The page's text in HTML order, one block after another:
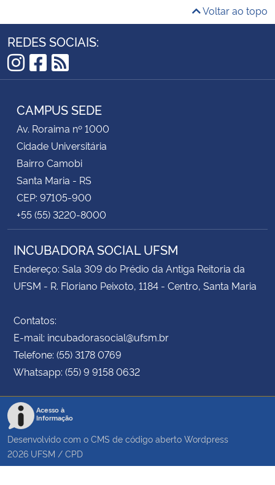
Voltar ao topo
REDES SOCIAIS:
Instagram
Facebook
RSS
CAMPUS SEDE
Av. Roraima nº 1000
Cidade Universitária
Bairro Camobi
Santa Maria - RS
CEP: 97105-900
+55 (55) 3220-8000
INCUBADORA SOCIAL UFSM
Endereço: Sala 309 do Prédio da Antiga Reitoria da
UFSM - R. Floriano Peixoto, 1184 - Centro, Santa Maria
Contatos:
E-mail: incubadorasocial@ufsm.br
Telefone: (55) 3178 0769
Whatsapp: (55) 9 9158 0632
Acesso à
Informação
Desenvolvido com o CMS de código aberto Wordpress
2026 UFSM / CPD